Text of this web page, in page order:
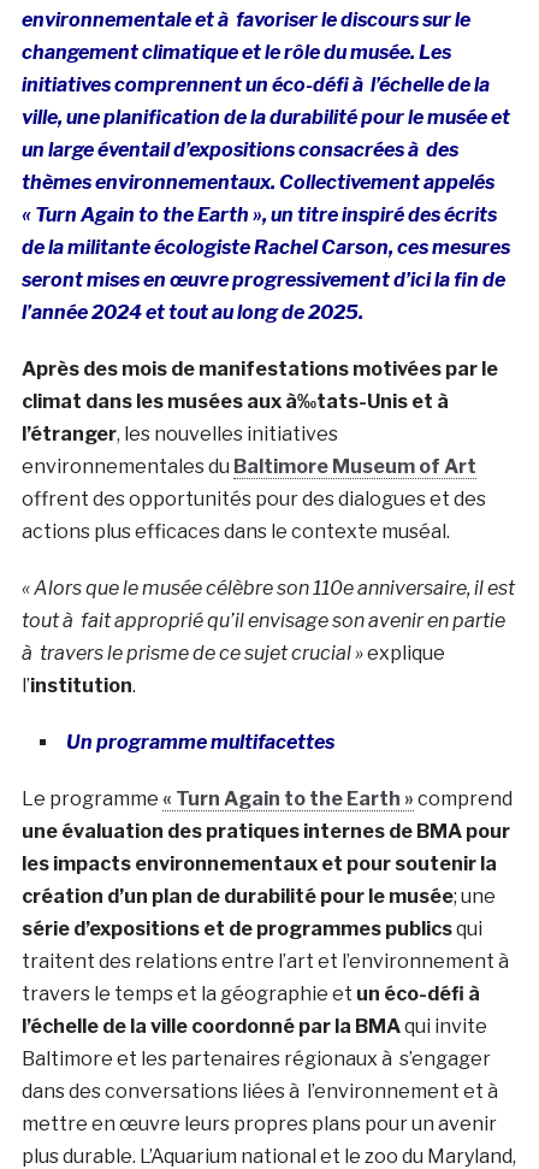
environnementale et à favoriser le discours sur le
changement climatique et le rôle du musée. Les
initiatives comprennent un éco-défi à l’échelle de la
ville, une planification de la durabilité pour le musée et
un large éventail d’expositions consacrées à des
thèmes environnementaux. Collectivement appelés
« Turn Again to the Earth », un titre inspiré des écrits
de la militante écologiste Rachel Carson, ces mesures
seront mises en œuvre progressivement d’ici la fin de
l’année 2024 et tout au long de 2025.
Après des mois de manifestations motivées par le
climat dans les musées aux à‰tats-Unis et à
l’étranger, les nouvelles initiatives
environnementales du Baltimore Museum of Art
offrent des opportunités pour des dialogues et des
actions plus efficaces dans le contexte muséal.
« Alors que le musée célèbre son 110e anniversaire, il est
tout à fait approprié qu’il envisage son avenir en partie
à travers le prisme de ce sujet crucial »explique
l’institution.
Un programme multifacettes
Le programme « Turn Again to the Earth » comprend
une évaluation des pratiques internes de BMA pour
les impacts environnementaux et pour soutenir la
création d’un plan de durabilité pour le musée; une
série d’expositions et de programmes publicsqui
traitent des relations entre l’art et l’environnement à
travers le temps et la géographie et un éco-défi à
l’échelle de la ville coordonné par la BMAqui invite
Baltimore et les partenaires régionaux à s’engager
dans des conversations liées à l’environnement et à
mettre en œuvre leurs propres plans pour un avenir
plus durable. L’Aquarium national et le zoo du Maryland,